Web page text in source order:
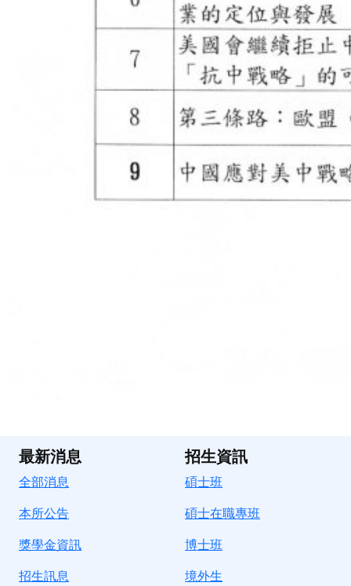
最新消息
全部消息
本所公告
獎學金資訊
招生訊息
招生資訊
碩士班
碩士在職專班
博士班
境外生